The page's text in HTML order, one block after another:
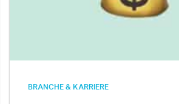
BRANCHE & KARRIERE